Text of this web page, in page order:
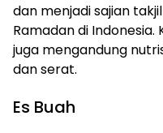
dan menjadi sajian
Ramadan di
juga mengandung
dan serat.
Es Buah